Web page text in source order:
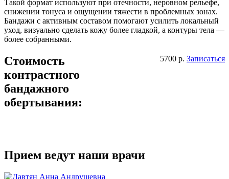
Такой формат используют при отечности, неровном рельефе,
снижении тонуса и ощущении тяжести в проблемных зонах.
Бандажи с активным составом помогают усилить локальный
уход, визуально сделать кожу более гладкой, а контуры тела —
более собранными.
Стоимость
контрастного
бандажного
обертывания:
5700 р. Записаться
Прием ведут наши врачи